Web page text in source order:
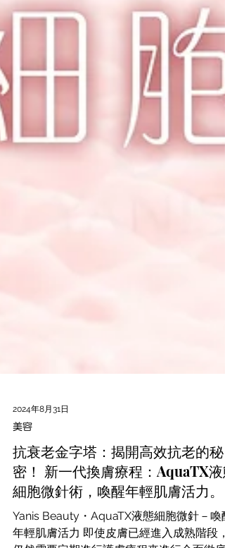
2024年8月31日
美容
抗衰老金字塔：揭開高效抗老的秘
密！ 新一代換膚療程：AquaTX液
細胞微針術，喚醒年輕肌膚活力。
Yanis Beauty・AquaTX液態細胞微針－喚